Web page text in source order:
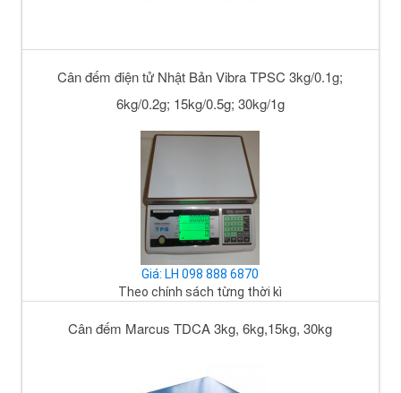
Cân đếm điện tử Nhật Bản Vibra TPSC 3kg/0.1g;
6kg/0.2g; 15kg/0.5g; 30kg/1g
Giá: LH 098 888 6870
Theo chính sách từng thời kì
Cân đếm Marcus TDCA 3kg, 6kg,15kg, 30kg